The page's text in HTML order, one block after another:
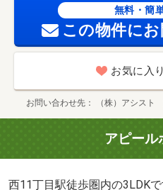
無料・簡
この物件に
お気に入
お問い合わせ先 （株）アシスト
アピール
西11丁目駅徒歩圏内の3LDK